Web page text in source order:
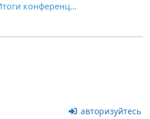
Итоги конференции CNews «Роботизация бизнес-процессов 2021»
авторизуйтесь